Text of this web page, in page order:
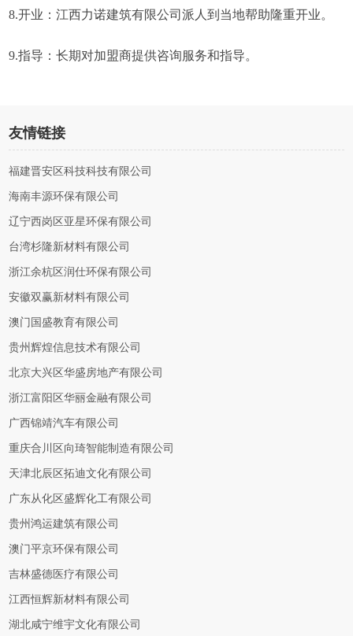
8.开业：江西力诺建筑有限公司派人到当地帮助隆重开业。
9.指导：长期对加盟商提供咨询服务和指导。
友情链接
福建晋安区科技科技有限公司
海南丰源环保有限公司
辽宁西岗区亚星环保有限公司
台湾杉隆新材料有限公司
浙江余杭区润仕环保有限公司
安徽双赢新材料有限公司
澳门国盛教育有限公司
贵州辉煌信息技术有限公司
北京大兴区华盛房地产有限公司
浙江富阳区华丽金融有限公司
广西锦靖汽车有限公司
重庆合川区向琦智能制造有限公司
天津北辰区拓迪文化有限公司
广东从化区盛辉化工有限公司
贵州鸿运建筑有限公司
澳门平京环保有限公司
吉林盛德医疗有限公司
江西恒辉新材料有限公司
湖北咸宁维宇文化有限公司